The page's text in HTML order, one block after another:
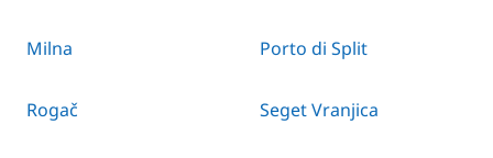
Milna Porto di Split
Rogač Seget Vranjica